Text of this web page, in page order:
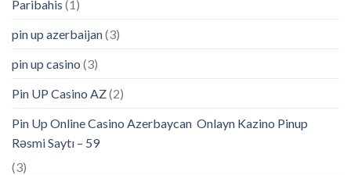
Paribahis (1)
pin up azerbaijan(3)
pin up casino (3)
Pin UP Casino AZ(2)
Pin Up Online Casino Azerbaycan ️ Onlayn Kazino Pinup
Rəsmi Saytı – 59
(3)